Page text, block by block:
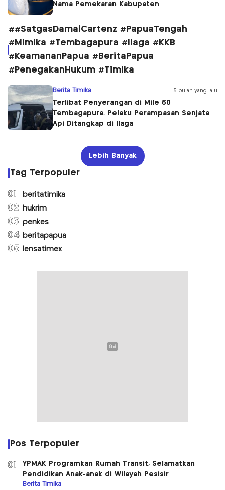
Nama Pemekaran Kabupaten
##SatgasDamaiCartenz #PapuaTengah
#Mimika #Tembagapura #Ilaga #KKB
#KeamananPapua #BeritaPapua
#PenegakanHukum #Timika
Berita Timika 5 bulan yang lalu
Terlibat Penyerangan di Mile 50
Tembagapura, Pelaku Perampasan Senjata
Api Ditangkap di Ilaga
Lebih Banyak
Tag Terpopuler
01 beritatimika
02 hukrim
03 penkes
04 beritapapua
05 lensatimex
Pos Terpopuler
01
YPMAK Programkan Rumah Transit, Selamatkan
Pendidikan Anak-anak di Wilayah Pesisir
Berita Timika